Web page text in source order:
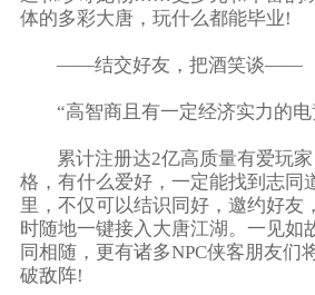
体的多彩大唐，玩什么都能毕业!
——结交好友，把酒笑谈——
“高智商且有一定经济实力的
累计注册达2亿高质量有爱玩
格，有什么爱好，一定能找到志同
里，不仅可以结识同好，邀约好友
时随地一键接入大唐江湖。一见如
同相随，更有诸多NPC侠客朋友们
破敌阵!